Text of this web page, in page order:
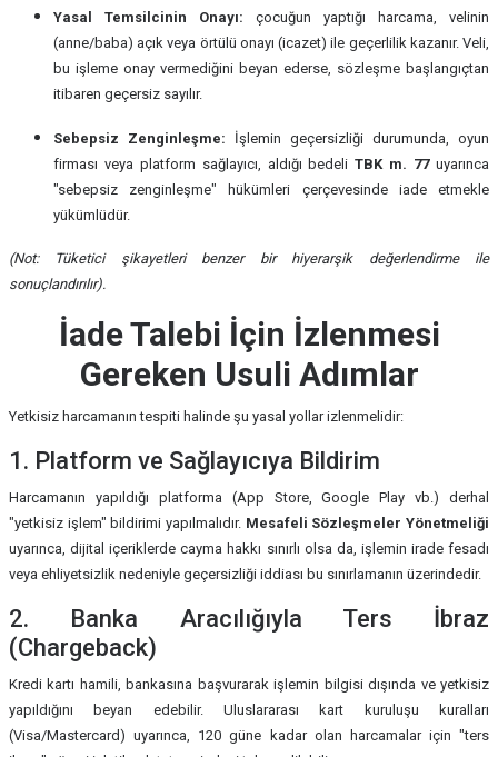
Yasal Temsilcinin Onayı: çocuğun yaptığı harcama, velinin
(anne/baba) açık veya örtülü onayı (icazet) ile geçerlilik kazanır. Veli,
bu işleme onay vermediğini beyan ederse, sözleşme başlangıçtan
itibaren geçersiz sayılır.
Sebepsiz Zenginleşme: İşlemin geçersizliği durumunda, oyun
firması veya platform sağlayıcı, aldığı bedeliTBK m. 77uyarınca
"sebepsiz zenginleşme" hükümleri çerçevesinde iade etmekle
yükümlüdür.
(Not: Tüketici şikayetleri benzer bir hiyerarşik değerlendirme ile
sonuçlandırılır).
İade Talebi İçin İzlenmesi
Gereken Usuli Adımlar
Yetkisiz harcamanın tespiti halinde şu yasal yollar izlenmelidir:
1. Platform ve Sağlayıcıya Bildirim
Harcamanın yapıldığı platforma (App Store, Google Play vb.) derhal
"yetkisiz işlem" bildirimi yapılmalıdır. Mesafeli Sözleşmeler Yönetmeliği
uyarınca, dijital içeriklerde cayma hakkı sınırlı olsa da, işlemin irade fesadı
veya ehliyetsizlik nedeniyle geçersizliği iddiası bu sınırlamanın üzerindedir.
2. Banka Aracılığıyla Ters İbraz
(Chargeback)
Kredi kartı hamili, bankasına başvurarak işlemin bilgisi dışında ve yetkisiz
yapıldığını beyan edebilir. Uluslararası kart kuruluşu kuralları
(Visa/Mastercard) uyarınca, 120 güne kadar olan harcamalar için "ters